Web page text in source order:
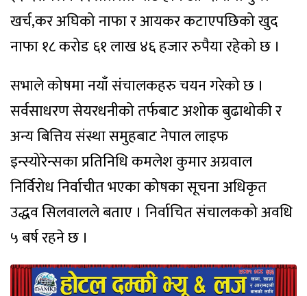
खर्च,कर अघिको नाफा र आयकर कटाएपछिको खुद
नाफा १८ करोड ६१ लाख ४६ हजार रुपैया रहेको छ ।
सभाले कोषमा नयाँ संचालकहरु चयन गरेको छ ।
सर्वसाधरण सेयरधनीको तर्फबाट अशोक बुढाथोकी र
अन्य बित्तिय संस्था समुहबाट नेपाल लाइफ
इन्स्योरेन्सका प्रतिनिधि कमलेश कुमार अग्रवाल
निर्विरोध निर्वाचीत भएका कोषका सूचना अधिकृत
उद्धव सिलवालले बताए । निर्वाचित संचालकको अवधि
५ बर्ष रहने छ ।